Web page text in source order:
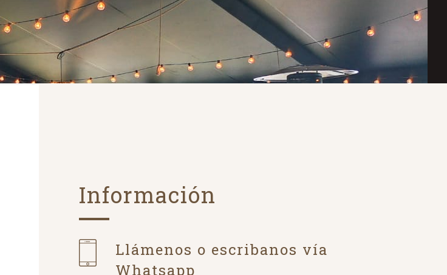
Información
Llámenos o escribanos vía
Whatsapp